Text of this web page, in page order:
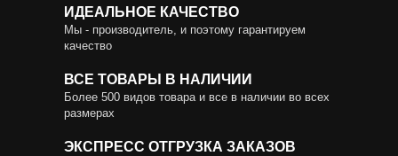
ИДЕАЛЬНОЕ КАЧЕСТВО
Мы - производитель, и поэтому гарантируем
качество
ВСЕ ТОВАРЫ В НАЛИЧИИ
Более 500 видов товара и все в наличии во всех
размерах
ЭКСПРЕСС ОТГРУЗКА ЗАКАЗОВ